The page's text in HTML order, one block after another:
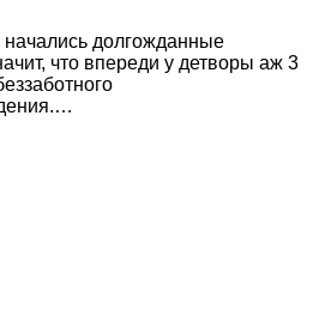
начались долгожданные
что впереди у детворы аж 3